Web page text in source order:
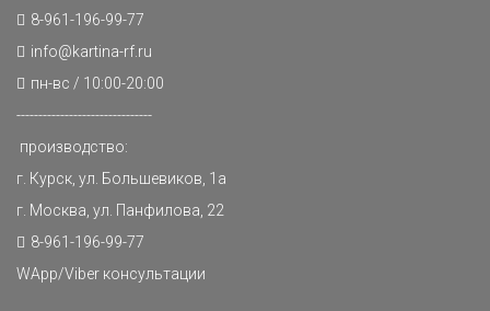
8-961-196-99-77
info@kartina-rf.ru
пн-вс / 10:00-20:00
-------------------------------
производство:
г. Курск, ул. Большевиков, 1а
г. Москва, ул. Панфилова, 22
8-961-196-99-77
WApp/Viber консультации